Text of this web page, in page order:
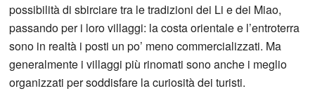
possibilità di sbirciare tra le tradizioni dei Li e dei Miao,
passando per i loro villaggi: la costa orientale e l’entroterra
sono in realtà i posti un po’ meno commercializzati. Ma
generalmente i villaggi più rinomati sono anche i meglio
organizzati per soddisfare la curiosità dei turisti.